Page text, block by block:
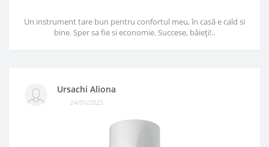
Un instrument tare bun pentru confortul meu, în casă e cald si
bine. Sper sa fie si economie. Succese, băieți!..
Ursachi Aliona
24/01/2025